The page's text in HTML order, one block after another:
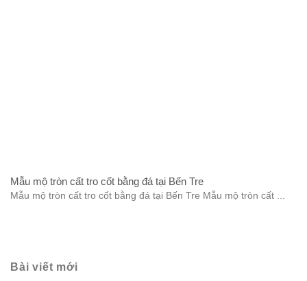
Mẫu mộ tròn cất tro cốt bằng đá tại Bến Tre
Mẫu mộ tròn cất tro cốt bằng đá tại Bến Tre Mẫu mộ tròn cất ...
Bài viết mới